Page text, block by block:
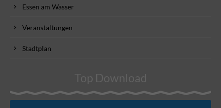
Essen am Wasser
Veranstaltungen
Stadtplan
Top Download